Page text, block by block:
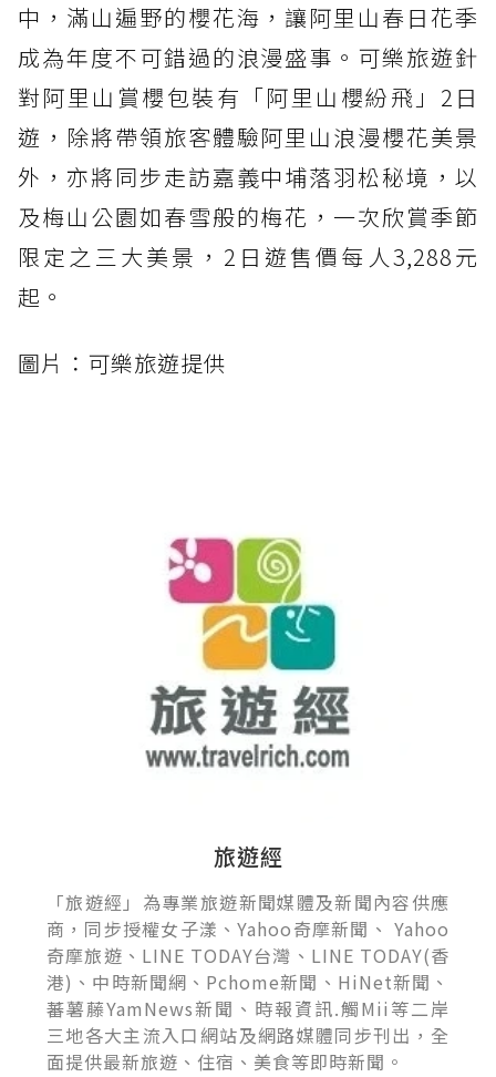
中，滿山遍野的櫻花海，讓阿里山春日花季
成為年度不可錯過的浪漫盛事。可樂旅遊針
對阿里山賞櫻包裝有「阿里山櫻紛飛」2日
遊，除將帶領旅客體驗阿里山浪漫櫻花美景
外，亦將同步走訪嘉義中埔落羽松秘境，以
及梅山公園如春雪般的梅花，一次欣賞季節
限定之三大美景，2日遊售價每人3,288元
起。
圖片：可樂旅遊提供
旅遊經
「旅遊經」為專業旅遊新聞媒體及新聞內容供應
商，同步授權女子漾、Yahoo奇摩新聞、 Yahoo
奇摩旅遊、LINE TODAY台灣、LINE TODAY(香
港)、中時新聞網、Pchome新聞、HiNet新聞、
蕃薯藤YamNews新聞、時報資訊.觸Mii等二岸
三地各大主流入口網站及網路媒體同步刊出，全
面提供最新旅遊、住宿、美食等即時新聞。